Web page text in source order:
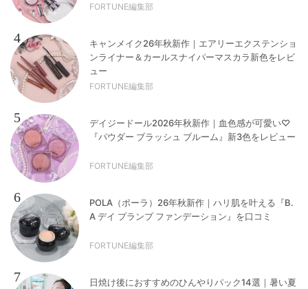
FORTUNE編集部
4
キャンメイク26年秋新作｜エアリーエクステンショ
ンライナー＆カールスナイパーマスカラ新色をレビ
ュー
FORTUNE編集部
5
デイジードール2026年秋新作｜血色感が可愛い♡
『パウダー ブラッシュ ブルーム』新3色をレビュー
FORTUNE編集部
6
POLA（ポーラ）26年秋新作｜ハリ肌を叶える『B.
A デイ プランプ ファンデーション』を口コミ
FORTUNE編集部
7
日焼け後におすすめのひんやりパック14選｜暑い夏